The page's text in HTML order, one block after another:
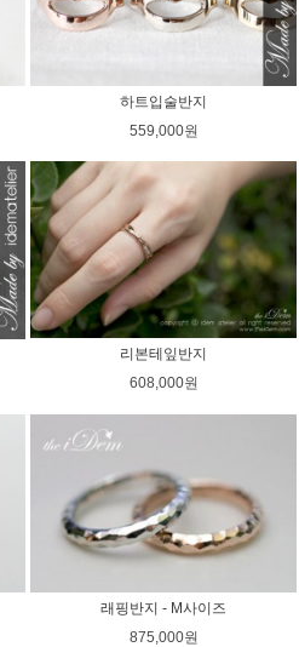
하트입술반지
559,000원
리본테잎반지
608,000원
래핑반지 - M사이즈
875,000원